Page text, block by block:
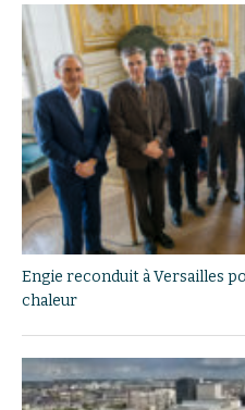
Engie reconduit à Versailles
chaleur